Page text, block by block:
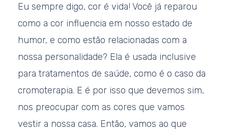
Eu sempre digo, cor é vida! Você já reparou
como a cor influencia em nosso estado de
humor, e como estão relacionadas com a
nossa personalidade? Ela é usada inclusive
para tratamentos de saúde, como é o caso da
cromoterapia. E é por isso que devemos sim,
nos preocupar com as cores que vamos
vestir a nossa casa. Então, vamos ao que